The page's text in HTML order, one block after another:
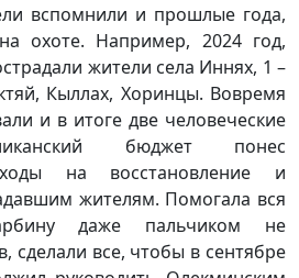
вспомнили и прошлые года,
охоте. Например, 2024 год,
жители села Иннях, 1 –
Кыллах, Хоринцы. Вовремя
и в итоге две человеческие
бюджет понес
на восстановление и
жителям. Помогала вся
даже пальчиком не
сделали все, чтобы в сентябре